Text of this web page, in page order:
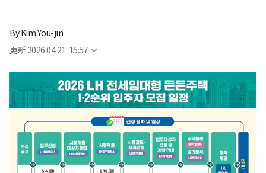
By Kim You-jin
更新 2026.04.21. 15:57